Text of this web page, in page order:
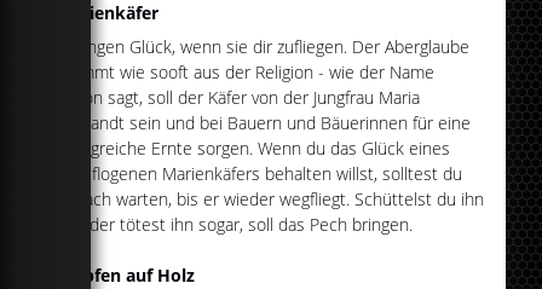
Marienkäfer
...bringen Glück, wenn sie dir zufliegen. Der Aberglaube
stammt wie sooft aus der Religion - wie der Name
schon sagt, soll der Käfer von der Jungfrau Maria
entsandt sein und bei Bauern und Bäuerinnen für eine
erfolgreiche Ernte sorgen. Wenn du das Glück eines
zugeflogenen Marienkäfers behalten willst, solltest du
einfach warten, bis er wieder wegfliegt. Schüttelst du ihn
ab oder tötest ihn sogar, soll das Pech bringen.
Klopfen auf Holz